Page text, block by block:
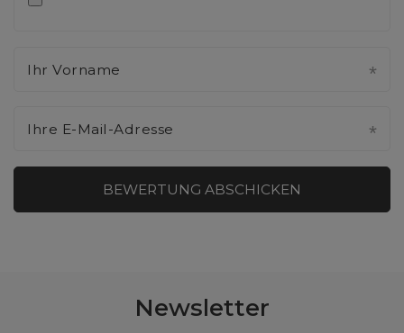
Ihr Vorname
Ihre E-Mail-Adresse
BEWERTUNG ABSCHICKEN
Newsletter